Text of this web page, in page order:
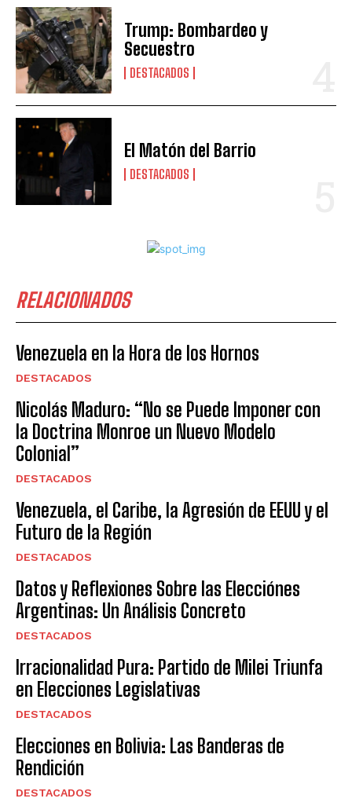
Trump: Bombardeo y
Secuestro
DESTACADOS
El Matón del Barrio
DESTACADOS
RELACIONADOS
Venezuela en la Hora de los Hornos
DESTACADOS
Nicolás Maduro: “No se Puede Imponer con
la Doctrina Monroe un Nuevo Modelo
Colonial”
DESTACADOS
Venezuela, el Caribe, la Agresión de EEUU y el
Futuro de la Región
DESTACADOS
Datos y Reflexiones Sobre las Elecciónes
Argentinas: Un Análisis Concreto
DESTACADOS
Irracionalidad Pura: Partido de Milei Triunfa
en Elecciones Legislativas
DESTACADOS
Elecciones en Bolivia: Las Banderas de
Rendición
DESTACADOS